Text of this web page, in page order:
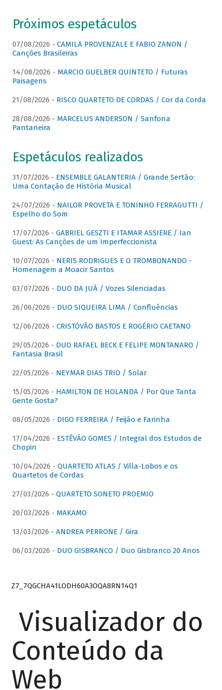
Próximos espetáculos
07/08/2026 - CAMILA PROVENZALE E FABIO ZANON /
Canções Brasileiras
14/08/2026 - MARCIO GUELBER QUINTETO / Futuras
Paisagens
21/08/2026 - RISCO QUARTETO DE CORDAS / Cor da Corda
28/08/2026 - MARCELUS ANDERSON / Sanfona
Pantaneira
Espetáculos realizados
31/07/2026 - ENSEMBLE GALANTERIA / Grande Sertão:
Uma Contação de História Musical
24/07/2026 - NAILOR PROVETA E TONINHO FERRAGUTTI /
Espelho do Som
17/07/2026 - GABRIEL GESZTI E ITAMAR ASSIERE / Ian
Guest: As Canções de um Imperfeccionista
10/07/2026 - NERIS RODRIGUES E O TROMBONANDO -
Homenagem a Moacir Santos
03/07/2026 - DUO DA JUÁ / Vozes Silenciadas
26/06/2026 - DUO SIQUEIRA LIMA / Confluências
12/06/2026 - CRISTÓVÃO BASTOS E ROGÉRIO CAETANO
29/05/2026 - DUO RAFAEL BECK E FELIPE MONTANARO /
Fantasia Brasil
22/05/2026 - NEYMAR DIAS TRIO / Solar
15/05/2026 - HAMILTON DE HOLANDA / Por Que Tanta
Gente Gosta?
08/05/2026 - DIGO FERREIRA / Feijão e Farinha
17/04/2026 - ESTÊVÃO GOMES / Integral dos Estudos de
Chopin
10/04/2026 - QUARTETO ATLAS / Villa-Lobos e os
Quartetos de Cordas
27/03/2026 - QUARTETO SONETO PROEMIO
20/03/2026 - MAKAMO
13/03/2026 - ANDREA PERRONE / Gira
06/03/2026 - DUO GISBRANCO / Duo Gisbranco 20 Anos
Z7_7QGCHA41LODH60A3OQA8RN14Q1
Visualizador do
Conteúdo da
Web